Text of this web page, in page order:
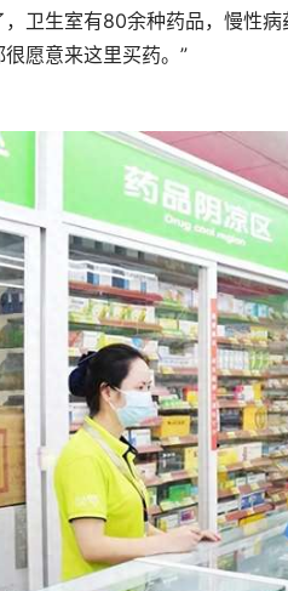
卫生室有80余种药品，慢性
愿意来这里买药。”